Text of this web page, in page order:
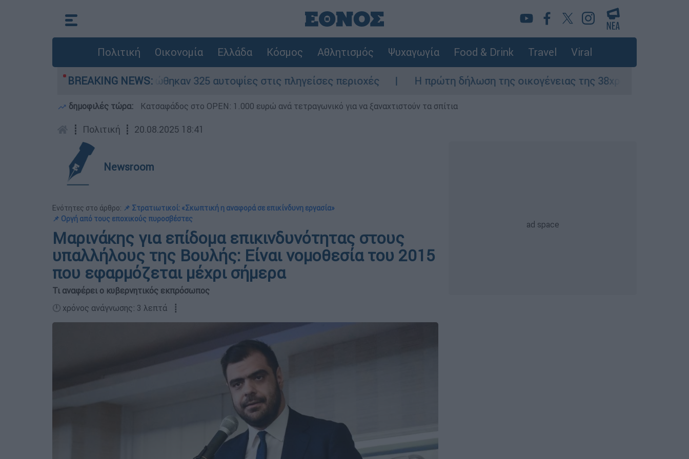
Πολιτική Οικονομία Ελλάδα Κόσμος Αθλητισμός Ψυχαγωγία Food & Drink Travel Viral
BREAKING NEWS:
- Ολοκληρώθηκαν 325 αυτοψίες στις πληγείσες περιοχές Η πρώτη δήλωση της οικογένειας της 38χρονης Βρετανίδας που
δημοφιλές τώρα: Κατσαφάδος στο OPEN: 1.000 ευρώ ανά τετραγωνικό για να ξαναχτιστούν τα σπίτια
┋ Πολιτική ┋ 20.08.2025 18:41
Newsroom
Ενότητες στο άρθρο: 📌 Στρατιωτικοί: «Σκωπτική η αναφορά σε επικίνδυνη εργασία»
📌 Οργή από τους εποχικούς πυροσβέστες
Μαρινάκης για επίδομα επικινδυνότητας στους
υπαλλήλους της Βουλής: Είναι νομοθεσία του 2015
που εφαρμόζεται μέχρι σήμερα
Τι αναφέρει ο κυβερνητικός εκπρόσωπος
🕛 χρόνος ανάγνωσης: 3 λεπτά ┋